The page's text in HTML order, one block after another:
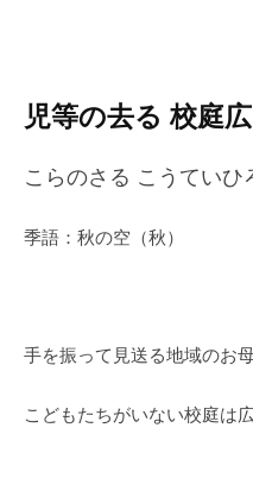
児等の去る 校庭
こらのさる こうていひ
季語：秋の空（秋）
手を振って見送る地域のお
こどもたちがいない校庭は